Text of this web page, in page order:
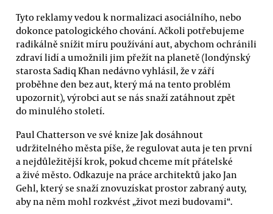
Tyto reklamy vedou k normalizaci asociálního, nebo
dokonce patologického chování. Ačkoli potřebujeme
radikálně snížit míru používání aut, abychom ochránili
zdraví lidí a umožnili jim přežít na planetě (londýnský
starosta Sadiq Khan nedávno vyhlásil, že v září
proběhne den bez aut, který má na tento problém
upozornit), výrobci aut se nás snaží zatáhnout zpět
do minulého století.
Paul Chatterson ve své knize Jak dosáhnout
udržitelného města píše, že regulovat auta je ten první
a nejdůležitější krok, pokud chceme mít přátelské
a živé město. Odkazuje na práce architektů jako Jan
Gehl, který se snaží znovuzískat prostor zabraný auty,
aby na něm mohl rozkvést „život mezi budovami“.